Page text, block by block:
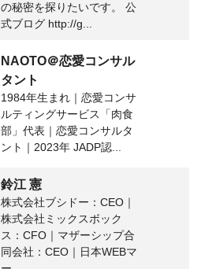
の秘密を探りたいです。 公
式ブログ http://g...
NAOTO＠恋愛コンサル
タント
1984年生まれ｜恋愛コンサ
ルティングサービス「肉食
部」代表｜恋愛コンサルタ
ント｜2023年 JADP認...
鈴江 憲
株式会社ブシドー：CEO｜
株式会社ミックスボック
ス：CFO｜マザーシップ合
同会社：CEO｜日本WEBマ